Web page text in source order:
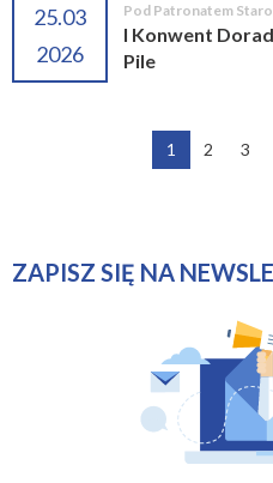
25.03
2026
Pod Patronatem
I Konwent
Pile
1 2 3
ZAPISZ SIĘ NA